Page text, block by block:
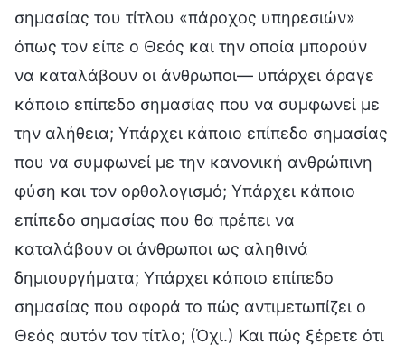
σημασίας του τίτλου «πάροχος υπηρεσιών»
όπως τον είπε ο Θεός και την οποία μπορούν
να καταλάβουν οι άνθρωποι— υπάρχει άραγε
κάποιο επίπεδο σημασίας που να συμφωνεί με
την αλήθεια; Υπάρχει κάποιο επίπεδο σημασίας
που να συμφωνεί με την κανονική ανθρώπινη
φύση και τον ορθολογισμό; Υπάρχει κάποιο
επίπεδο σημασίας που θα πρέπει να
καταλάβουν οι άνθρωποι ως αληθινά
δημιουργήματα; Υπάρχει κάποιο επίπεδο
σημασίας που αφορά το πώς αντιμετωπίζει ο
Θεός αυτόν τον τίτλο; (Όχι.) Και πώς ξέρετε ότι